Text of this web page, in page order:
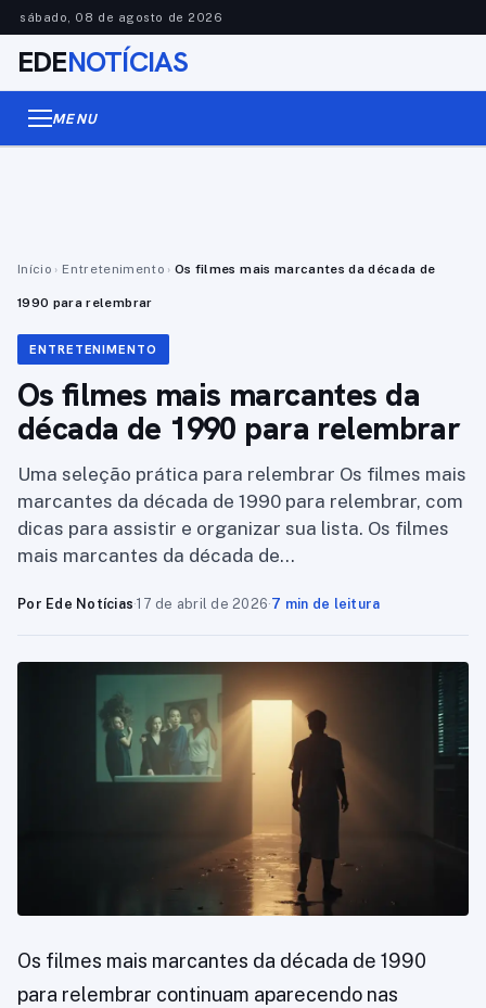
sábado, 08 de agosto de 2026
EDENOTÍCIAS
MENU
Início › Entretenimento › Os filmes mais marcantes da década de
1990 para relembrar
ENTRETENIMENTO
Os filmes mais marcantes da
década de 1990 para relembrar
Uma seleção prática para relembrar Os filmes mais
marcantes da década de 1990 para relembrar, com
dicas para assistir e organizar sua lista. Os filmes
mais marcantes da década de…
Por Ede Notícias·17 de abril de 2026·7 min de leitura
Os filmes mais marcantes da década de 1990
para relembrar continuam aparecendo nas